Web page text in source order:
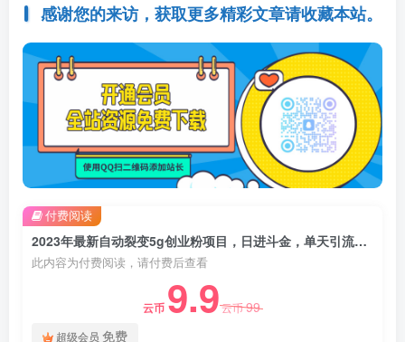
感谢您的来访，获取更多精彩文章请收藏本站。
2023年最新自动裂变5g创业粉项目，日进斗金，单天引流100+秒返号卡渠道+引流方法+变现话术【揭秘】
此内容为付费阅读，请付费后查看
云币 9.9云币99
超级会员 免费
付费阅读